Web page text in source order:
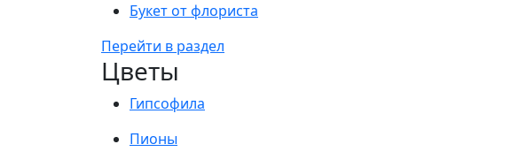
Букет от флориста
Перейти в раздел
Цветы
Гипсофила
Пионы